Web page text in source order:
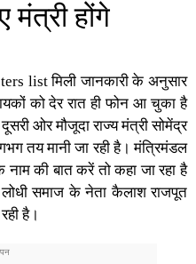
मंत्री होंगे
list मिली जानकारी के अनुसार
को देर रात ही फोन आ चुका है
ओर मौजूदा राज्य मंत्री सोमेंद्र
तय मानी जा रही है। मंत्रिमंडल
नाम की बात करें तो कहा जा रहा है
समाज के नेता कैलाश राजपूत
है।